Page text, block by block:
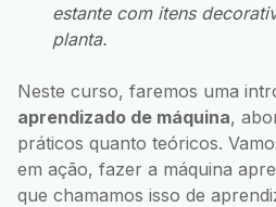
estante com itens
planta.
Neste curso, faremos uma
aprendizado de máquina,
práticos quanto teóricos.
em ação, fazer a máquina
que chamamos isso de